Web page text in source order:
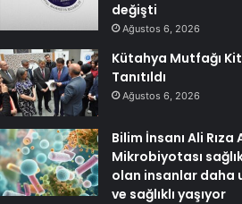
değişti
Ağustos 6, 2026
Kütahya Mutfağı
Tanıtıldı
Ağustos 6, 2026
Bilim İnsanı Ali Rıza
Mikrobiyotası
olan insanlar daha
ve sağlıklı yaşıyor